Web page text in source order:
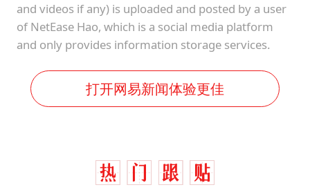
and videos if any) is uploaded and posted by a user
of NetEase Hao, which is a social media platform
and only provides information storage services.
打开网易新闻体验更佳